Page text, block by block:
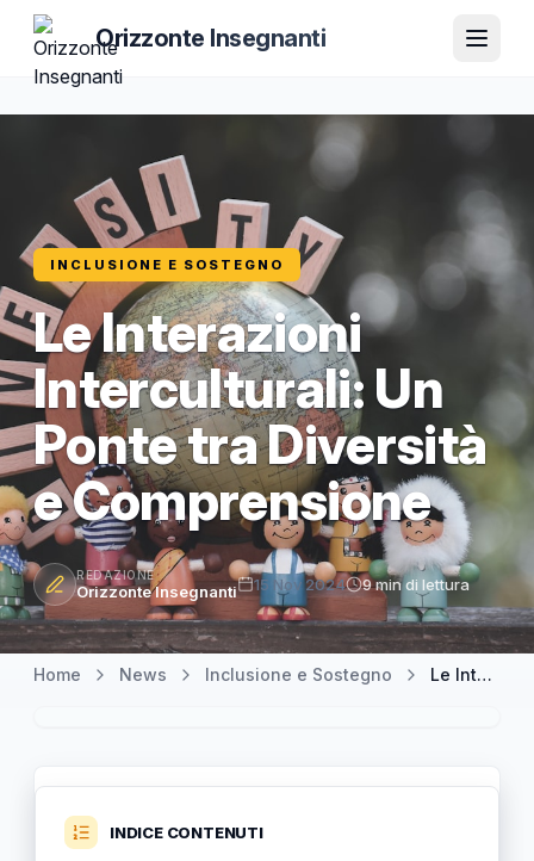
Orizzonte Insegnanti
INCLUSIONE E SOSTEGNO
Le Interazioni
Interculturali: Un
Ponte tra Diversità
e Comprensione
REDAZIONE
Orizzonte Insegnanti 15 Nov 2024 9 min di lettura
Home News Inclusione e Sostegno Le Interazioni Interculturali: Un Ponte tra Diversità e Comprensione
INDICE CONTENUTI